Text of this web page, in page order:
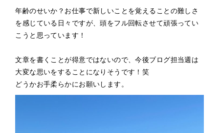
年齢のせいか？お仕事で新しいことを覚えることの難しさ
を感じている日々ですが、頭をフル回転させて頑張ってい
こうと思っています！
文章を書くことが得意ではないので、今後ブログ担当週は
大変な思いをすることになりそうです！笑
どうかお手柔らかにお願いします。